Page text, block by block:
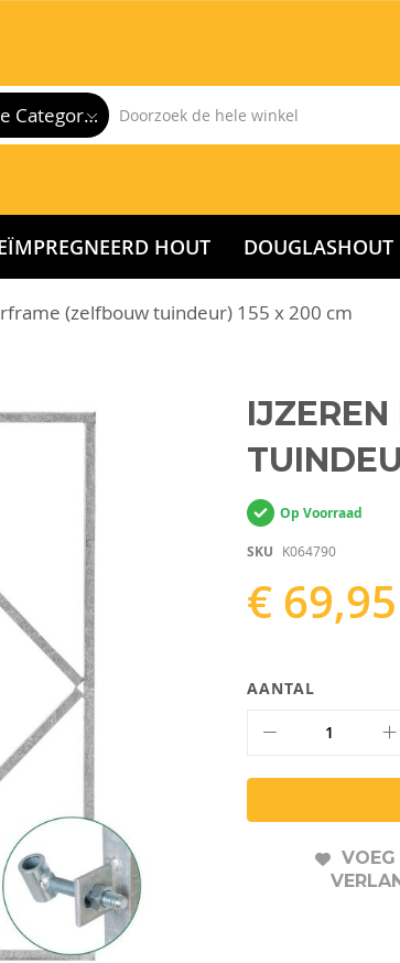
Alle Categorieën
HOUT DOUGLASHOUT
(zelfbouw tuindeur) 155 x 200 cm
Op Voorraad
SKU K064790
€ 69,95
AANTAL